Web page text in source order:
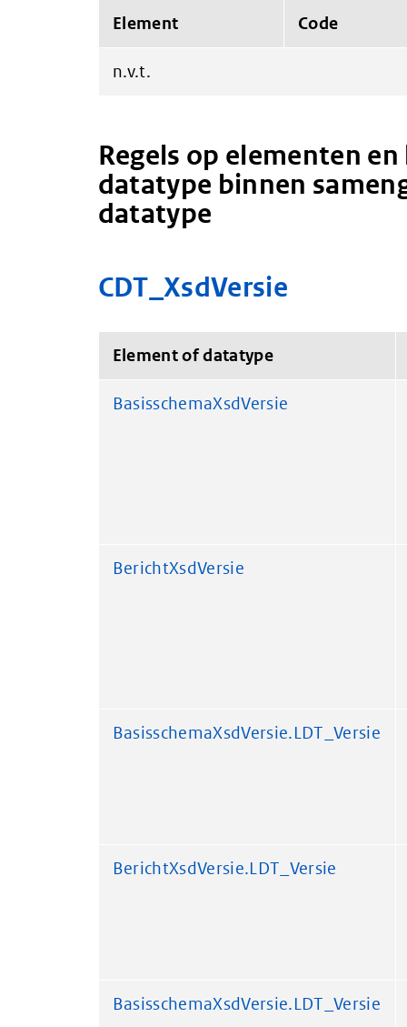
Element Code
n.v.t.
Regels op elementen
datatype binnen
datatype
CDT_XsdVersie
Element of datatype
BasisschemaXsdVersie
BerichtXsdVersie
BasisschemaXsdVersie.LDT_Versie
BerichtXsdVersie.LDT_Versie
BasisschemaXsdVersie.LDT_Versie